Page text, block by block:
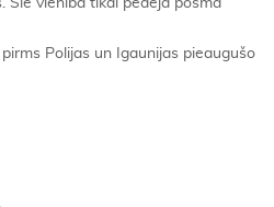
Šie vienība tikai pēdējā posmā
Polijas un Igaunijas pieaugušo